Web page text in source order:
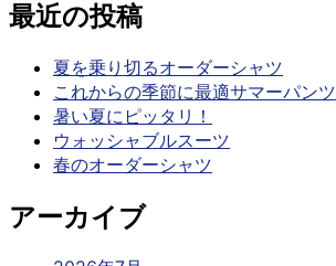
最近の投稿
夏を乗り切るオーダーシャツ
これからの季節に最適サマーパンツ
暑い夏にピッタリ！
ウォッシャブルスーツ
春のオーダーシャツ
アーカイブ